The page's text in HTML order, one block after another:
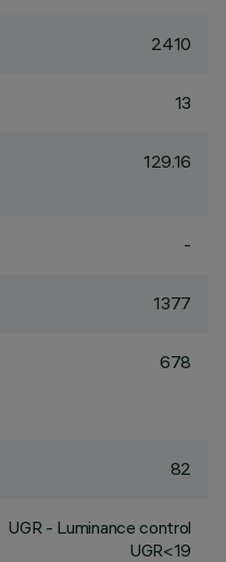
2410
13
129.16
-
1377
678
82
UGR - Luminance control
UGR<19